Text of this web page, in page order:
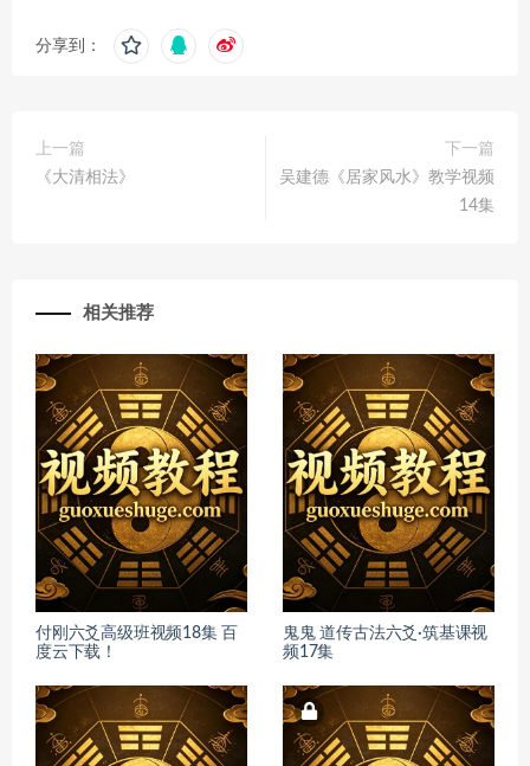
分享到：
上一篇
《大清相法》
下一篇
吴建德《居家风水》教学视频
14集
相关推荐
付刚六爻高级班视频18集 百
度云下载！
鬼鬼 道传古法六爻·筑基课视
频17集